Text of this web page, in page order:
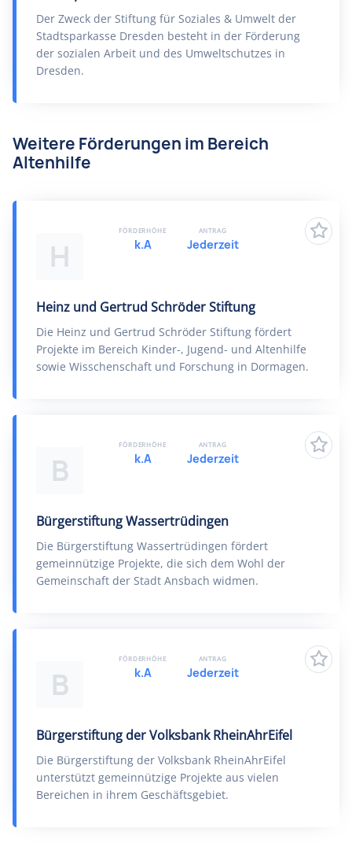
Der Zweck der Stiftung für Soziales & Umwelt der
Stadtsparkasse Dresden besteht in der Förderung
der sozialen Arbeit und des Umweltschutzes in
Dresden.
Weitere Förderungen im Bereich
Altenhilfe
H
Heinz und Gertrud Schröder Stiftung
Die Heinz und Gertrud Schröder Stiftung fördert
Projekte im Bereich Kinder-, Jugend- und Altenhilfe
sowie Wisschenschaft und Forschung in Dormagen.
FÖRDERHÖHE
k.A
ANTRAG
Jederzeit
B
Bürgerstiftung Wassertrüdingen
Die Bürgerstiftung Wassertrüdingen fördert
gemeinnützige Projekte, die sich dem Wohl der
Gemeinschaft der Stadt Ansbach widmen.
FÖRDERHÖHE
k.A
ANTRAG
Jederzeit
B
Bürgerstiftung der Volksbank RheinAhrEifel
Die Bürgerstiftung der Volksbank RheinAhrEifel
unterstützt gemeinnützige Projekte aus vielen
Bereichen in ihrem Geschäftsgebiet.
FÖRDERHÖHE
k.A
ANTRAG
Jederzeit